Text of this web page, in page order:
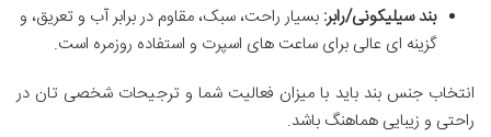
بند سیلیکونی/رابر: بسیار راحت، سبک، مقاوم در برابر آب و تعریق، و
گزینه ای عالی برای ساعت های اسپرت و استفاده روزمره است.
انتخاب جنس بند باید با میزان فعالیت شما و ترجیحات شخصی تان در
راحتی و زیبایی هماهنگ باشد.